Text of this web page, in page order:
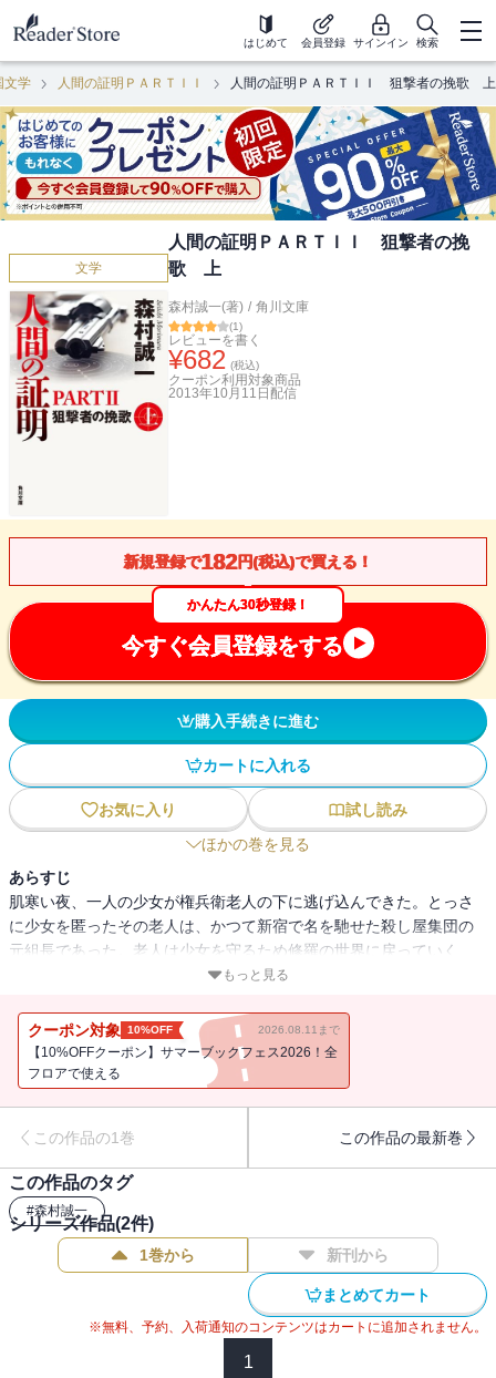
はじめて 会員登録 サインイン 検索
文学 人間の証明ＰＡＲＴＩＩ 人間の証明ＰＡＲＴＩＩ 狙撃者の挽歌 上
文学
人間の証明ＰＡＲＴＩＩ 狙撃者の挽
歌 上
森村誠一(著) / 角川文庫
(1)
レビューを書く
¥682 (税込)
クーポン利用対象商品
2013年10月11日 配信
新規登録で182円(税込)で買える！
かんたん30秒登録！
今すぐ会員登録をする
購入手続きに進む
カートに入れる
お気に入り
試し読み
ほかの巻を見る
あらすじ
肌寒い夜、一人の少女が権兵衛老人の下に逃げ込んできた。とっさ
に少女を匿ったその老人は、かつて新宿で名を馳せた殺し屋集団の
元組長であった。老人は少女を守るため修羅の世界に戻っていく
もっと見る
クーポン対象 10%OFF 2026.08.11まで
【10%OFFクーポン】サマーブックフェス2026！全
フロアで使える
この作品の1巻 この作品の最新巻
この作品のタグ
#森村誠一
シリーズ作品(2件)
1巻から 新刊から
まとめてカート
※無料、予約、入荷通知のコンテンツはカートに追加されません。
1